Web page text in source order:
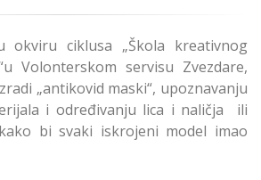
ciklusa „Škola kreativnog
Volonterskom servisu Zvezdare,
„antikovid maski“, upoznavanju
i određivanju lica i naličja ili
bi svaki iskrojeni model imao